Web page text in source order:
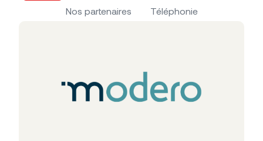
Nos partenaires
Téléphonie